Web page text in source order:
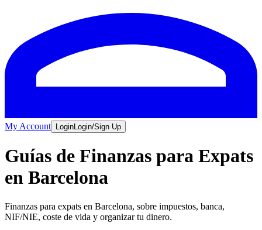
My Account Login Login/Sign Up
Guías de Finanzas para Expats
en Barcelona
Finanzas para expats en Barcelona, sobre impuestos, banca,
NIF/NIE, coste de vida y organizar tu dinero.